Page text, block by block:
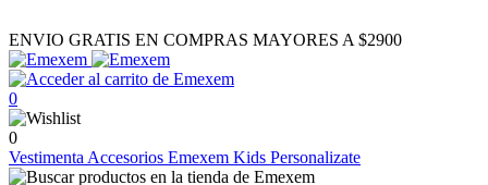
ENVIO GRATIS EN COMPRAS MAYORES A $2900
0
0
Vestimenta Accesorios Emexem Kids Personalizate